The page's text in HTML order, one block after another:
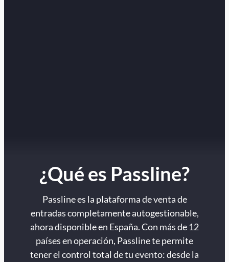
¿Qué es Passline?
Passline es la plataforma de venta de
entradas completamente autogestionable,
ahora disponible en España. Con más de 12
países en operación, Passline te permite
tener el control total de tu evento: desde la